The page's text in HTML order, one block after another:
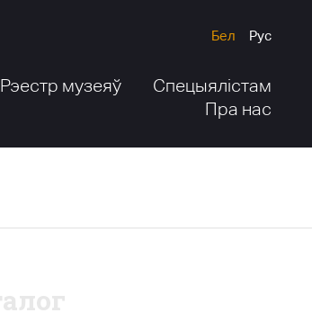
Бел Рус
Рэестр музеяў
Спецыялістам
Пра нас